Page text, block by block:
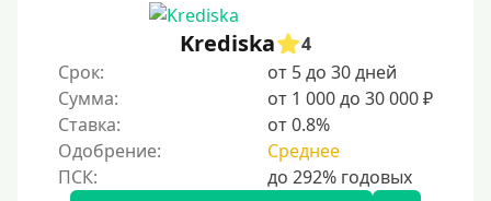
Krediska
4
Срок:
от 5 до 30 дней
Сумма:
от 1 000 до 30 000 ₽
Ставка:
от 0.8%
Одобрение:
Среднее